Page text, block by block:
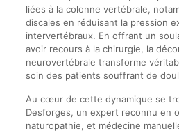
liées à la colonne vertébrale,
discales en réduisant la pression
intervertébraux. En offrant un
avoir recours à la chirurgie, la
neurovertébrale transforme
soin des patients souffrant de
Au cœur de cette dynamique se
Desforges, un expert reconnu en
naturopathie, et médecine